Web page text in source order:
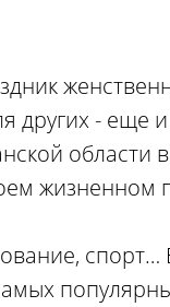
других -
области
жизненном